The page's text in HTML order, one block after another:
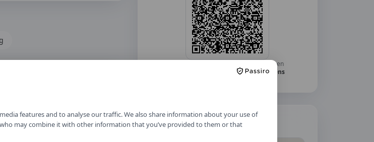
Skanna med mobilkameran — telefonen
frågar om du vill lägga tillGävlebockens
Hitta hit
features and to analyse our traffic. We also share information about your use of
may combine it with other information that you’ve provided to them or that